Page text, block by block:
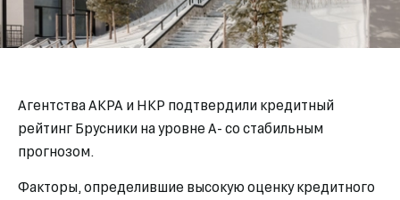
Агентства АКРА и НКР подтвердили кредитный
рейтинг Брусники на уровне А- со стабильным
прогнозом.
Факторы, определившие высокую оценку кредитного